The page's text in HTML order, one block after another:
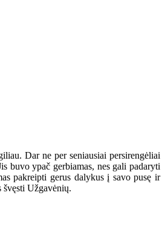
Dar ne per seniausiai persirengėliai
buvo ypač gerbiamas, nes gali padaryti
pakreipti gerus dalykus į savo pusę ir
Užgavėnių.